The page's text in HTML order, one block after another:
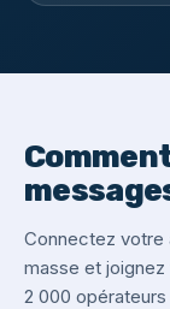
Connectez votre
masse et
2 000